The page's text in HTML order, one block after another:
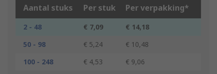
Aantal stuks Per stuk Per verpakking*
2 - 48 € 7,09
€ 14,18
50 - 98
€ 5,24
€ 10,48
100 - 248
€ 4,53
€ 9,06